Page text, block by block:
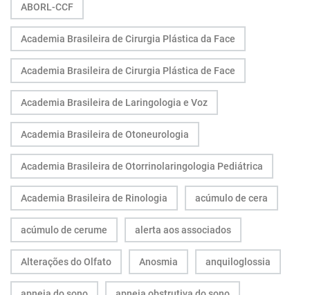
ABORL-CCF
Academia Brasileira de Cirurgia Plástica da Face
Academia Brasileira de Cirurgia Plástica de Face
Academia Brasileira de Laringologia e Voz
Academia Brasileira de Otoneurologia
Academia Brasileira de Otorrinolaringologia Pediátrica
Academia Brasileira de Rinologia acúmulo de cera
acúmulo de cerume alerta aos associados
Alterações do Olfato Anosmia anquiloglossia